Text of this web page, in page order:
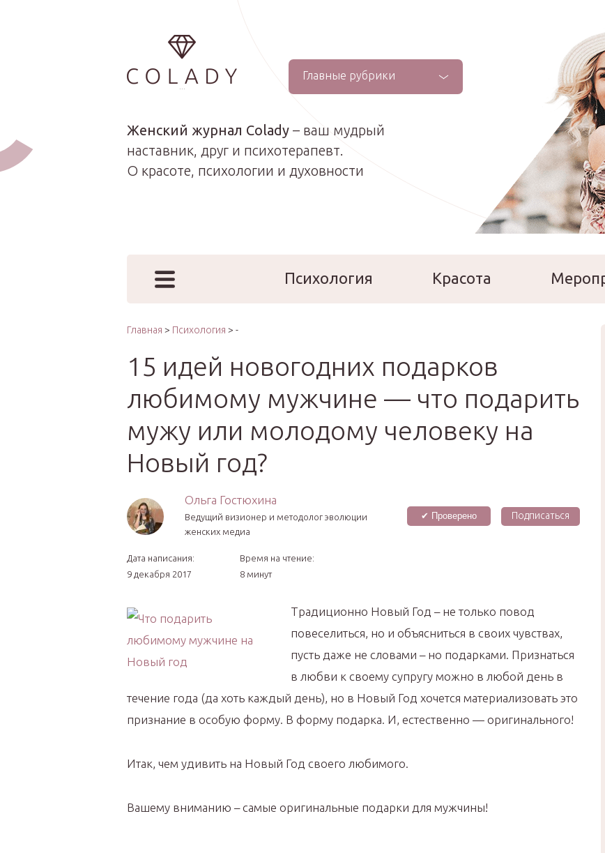
...
Главные рубрики
Женский журнал Colady – ваш мудрый
наставник, друг и психотерапевт.
О красоте, психологии и духовности
Психология Красота
Главная > Психология > -
15 идей новогодних подарков
любимому мужчине — что подарить
мужу или молодому человеку на
Новый год?
Ольга Гостюхина
Ведущий визионер и методолог эволюции
женских медиа
✔ Проверено Подписаться
Дата написания:
9 декабря 2017
Время на чтение:
8 минут
Традиционно Новый Год – не только повод
повеселиться, но и объясниться в своих чувствах,
пусть даже не словами – но подарками. Признаться
в любви к своему супругу можно в любой день в
течение года (да хоть каждый день), но в Новый Год хочется материализовать это
признание в особую форму. В форму подарка. И, естественно — оригинального!
Итак, чем удивить на Новый Год своего любимого.
Вашему вниманию – самые оригинальные подарки для мужчины!